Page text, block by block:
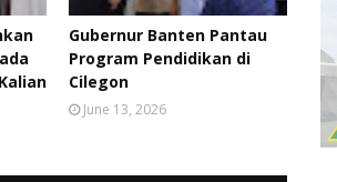
Gubernur Banten Pantau
Program Pendidikan di
Cilegon
June 13, 2026